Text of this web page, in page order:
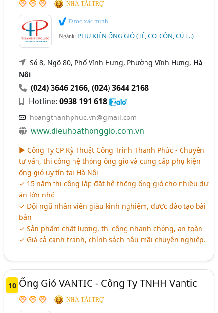
NHÀ TÀI TRỢ
Được xác minh
Ngành: PHỤ KIỆN ỐNG GIÓ (TÊ, CO, CÔN, CÚT,..)
Số 8, Ngõ 80, Phố Vĩnh Hưng, Phường Vĩnh Hưng, Hà
Nội
(024) 3646 2166,(024) 3644 2168
Hotline:0938 191 618
hoangthanhphuc.vn@gmail.com
www.dieuhoathonggio.com.vn
► Công Ty CP Kỹ Thuật Công Trình Thanh Phúc - Chuyên
tư vấn, thi công hệ thống ống gió và cung cấp phụ kiện
ống gió uy tín tại Hà Nội
✓ 15 năm thi công lắp đặt hệ thống ống gió cho nhiều dự
án lớn nhỏ
✓ Đội ngũ nhân viên giàu kinh nghiệm, được đào tạo bài
bản
✓ Sản phẩm chất lượng, thi công nhanh chóng, an toàn
✓ Giá cả cạnh tranh, chính sách hậu mãi chuyên nghiệp.
10 Ống Gió VANTIC - Công Ty TNHH Vantic
NHÀ TÀI TRỢ